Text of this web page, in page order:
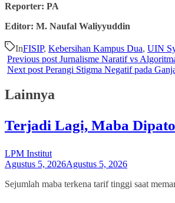
Reporter: PA
Editor: M. Naufal Waliyyuddin
InFISIP, Kebersihan Kampus Dua, UIN
Previous post Jurnalisme Naratif vs
Next post Perangi Stigma Negatif pada
Lainnya
Terjadi Lagi, Maba
LPM Institut
Agustus 5, 2026Agustus 5, 2026
Sejumlah maba terkena tarif tinggi saat